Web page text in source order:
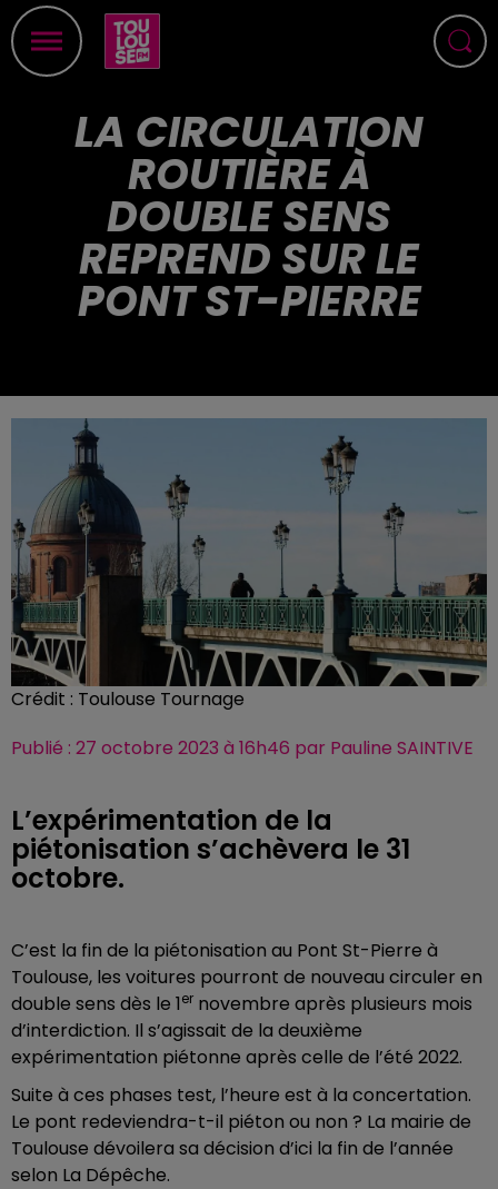
LA CIRCULATION
ROUTIÈRE À
DOUBLE SENS
REPREND SUR LE
PONT ST-PIERRE
Crédit : Toulouse Tournage
Publié : 27 octobre 2023 à 16h46 par Pauline SAINTIVE
L’expérimentation de la
piétonisation s’achèvera le 31
octobre.
C’est la fin de la piétonisation au Pont St-Pierre à
Toulouse, les voitures pourront de nouveau circuler en
double sens dès le 1er novembre après plusieurs mois
d’interdiction. Il s’agissait de la deuxième
expérimentation piétonne après celle de l’été 2022.
Suite à ces phases test, l’heure est à la concertation.
Le pont redeviendra-t-il piéton ou non ? La mairie de
Toulouse dévoilera sa décision d’ici la fin de l’année
selon La Dépêche.